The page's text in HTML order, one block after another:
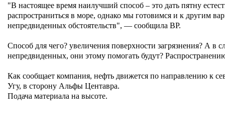
"В настоящее время наилучший способ – это дать пятну
распространиться в море, однако мы готовимся и к другим
непредвиденных обстоятельств", — сообщила ВР.
Способ для чего? увеличения поверхности загрязнения? А в
непредвиденных, они этому помогать будут?
Как сообщает компания, нефть движется по направлению к
Угу, в сторону Альфы Центавра.
Подача материала на высоте.